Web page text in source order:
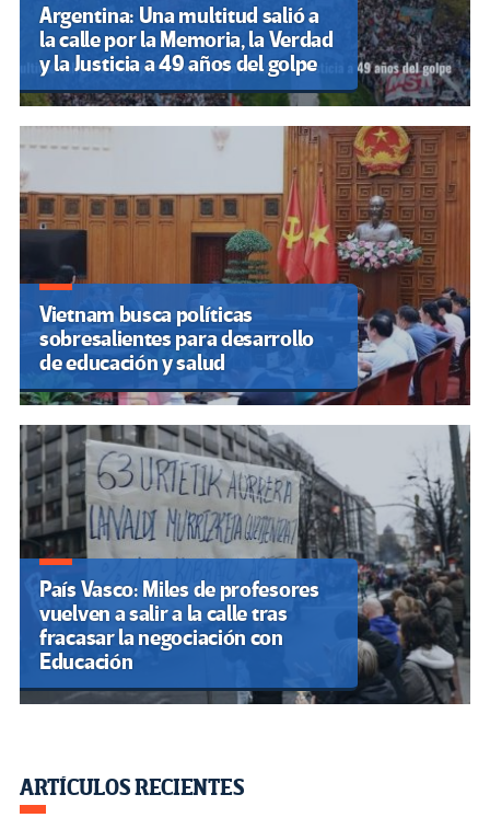
Argentina: Una multitud salió a
la calle por la Memoria, la Verdad
y la Justicia a 49 años del golpe
Vietnam busca políticas
sobresalientes para desarrollo
de educación y salud
País Vasco: Miles de profesores
vuelven a salir a la calle tras
fracasar la negociación con
Educación
ARTÍCULOS RECIENTES